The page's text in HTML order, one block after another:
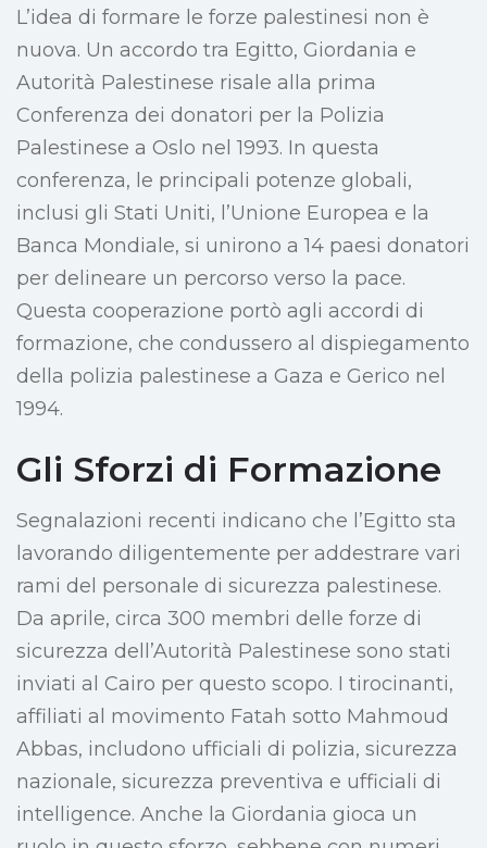
L’idea di formare le forze palestinesi non è
nuova. Un accordo tra Egitto, Giordania e
Autorità Palestinese risale alla prima
Conferenza dei donatori per la Polizia
Palestinese a Oslo nel 1993. In questa
conferenza, le principali potenze globali,
inclusi gli Stati Uniti, l’Unione Europea e la
Banca Mondiale, si unirono a 14 paesi donatori
per delineare un percorso verso la pace.
Questa cooperazione portò agli accordi di
formazione, che condussero al dispiegamento
della polizia palestinese a Gaza e Gerico nel
1994.
Gli Sforzi di Formazione
Segnalazioni recenti indicano che l’Egitto sta
lavorando diligentemente per addestrare vari
rami del personale di sicurezza palestinese.
Da aprile, circa 300 membri delle forze di
sicurezza dell’Autorità Palestinese sono stati
inviati al Cairo per questo scopo. I tirocinanti,
affiliati al movimento Fatah sotto Mahmoud
Abbas, includono ufficiali di polizia, sicurezza
nazionale, sicurezza preventiva e ufficiali di
intelligence. Anche la Giordania gioca un